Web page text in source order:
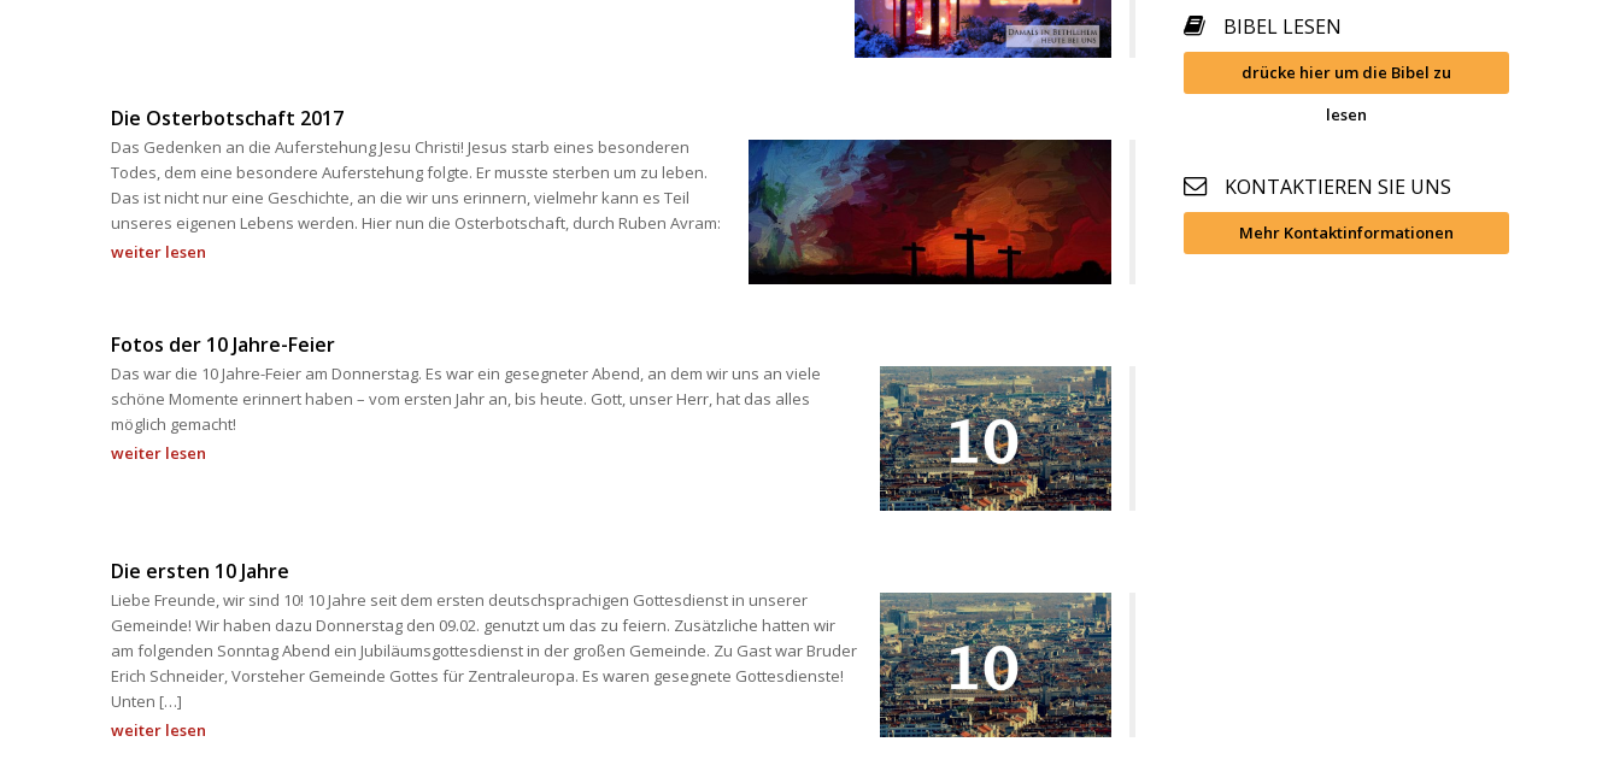
Die Osterbotschaft 2017
Das Gedenken an die Auferstehung Jesu Christi! Jesus starb eines besonderen
Todes, dem eine besondere Auferstehung folgte. Er musste sterben um zu leben.
Das ist nicht nur eine Geschichte, an die wir uns erinnern, vielmehr kann es Teil
unseres eigenen Lebens werden. Hier nun die Osterbotschaft, durch Ruben Avram:
weiter lesen
Fotos der 10 Jahre-Feier
Das war die 10 Jahre-Feier am Donnerstag. Es war ein gesegneter Abend, an dem wir uns an viele
chöne Momente erinnert haben – vom ersten Jahr an, bis heute. Gott, unser Herr, hat das alles
möglich gemacht!
weiter lesen
Die ersten 10 Jahre
Liebe Freunde, wir sind 10! 10 Jahre seit dem ersten deutschsprachigen Gottesdienst in unserer
Gemeinde! Wir haben dazu Donnerstag den 09.02. genutzt um das zu feiern. Zusätzliche hatten wir
am folgenden Sonntag Abend ein Jubiläumsgottesdienst in der großen Gemeinde. Zu Gast war Bruder
Erich Schneider, Vorsteher Gemeinde Gottes für Zentraleuropa. Es waren gesegnete Gottesdienste!
Unten […]
weiter lesen
BIBEL LESEN
drücke hier um die Bibel zu
lesen
KONTAKTIEREN SIE UNS
Mehr Kontaktinformationen